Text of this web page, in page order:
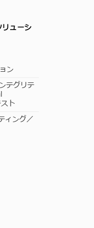
ューシ
ン
テグリテ
ト
ィング／